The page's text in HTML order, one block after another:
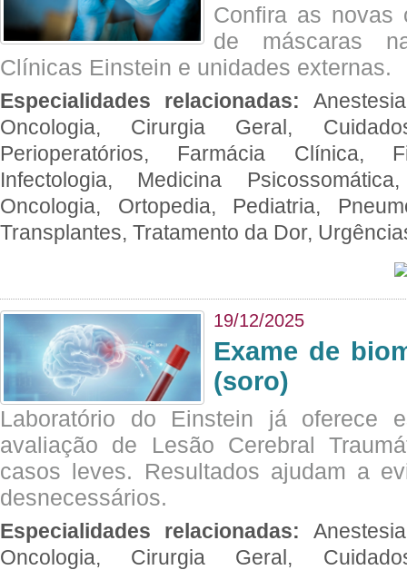
Confira as novas
de máscaras
Clínicas Einstein e unidades externas.
Especialidades relacionadas:
Oncologia, Cirurgia Geral,
Perioperatórios, Farmácia Clínica,
Infectologia, Medicina
Oncologia, Ortopedia, Pediatria,
Transplantes, Tratamento da Dor,
19/12/2025
Exame de
(soro)
Laboratório do Einstein já oferece
avaliação de Lesão Cerebral
casos leves. Resultados ajudam a
desnecessários.
Especialidades relacionadas:
Oncologia, Cirurgia Geral,